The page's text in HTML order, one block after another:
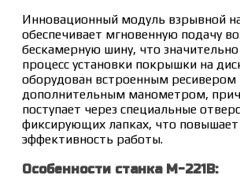
Инновационный модуль взрывной
обеспечивает мгновенную подачу
бескамерную шину, что значительно
процесс установки покрышки на
оборудован встроенным ресивером
дополнительным манометром,
поступает через специальные
фиксирующих лапках, что повышает
эффективность работы.
Особенности станка M-221B: